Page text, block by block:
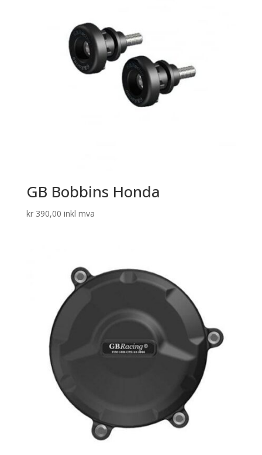
GB Bobbins Honda
kr390,00 inkl mva